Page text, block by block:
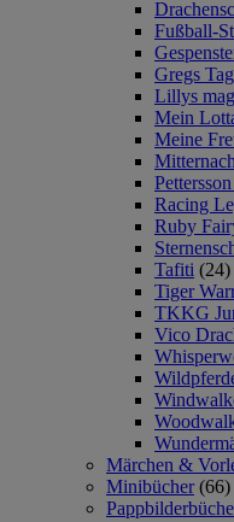
Fußball-
Gregs
Lillys
Mein
Meine
Racing
Ruby
Tafiti (24)
Tiger
TKKG
Vico
Märchen &
Minibücher (66)